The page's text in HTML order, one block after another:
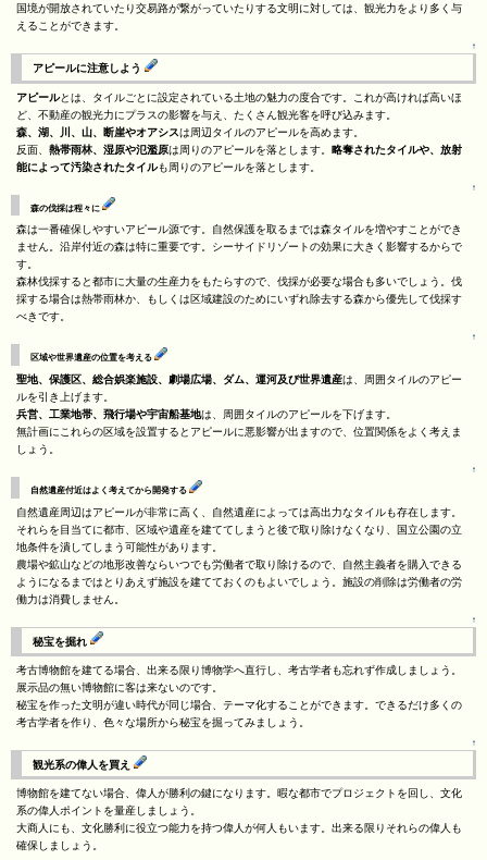
国境が開放されていたり交易路が繋がっていたりする文明に対しては、観光力をより多く与
えることができます。
↑
アピールに注意しよう
アピールとは、タイルごとに設定されている土地の魅力の度合です。これが高ければ高いほ
ど、不動産の観光力にプラスの影響を与え、たくさん観光客を呼び込みます。
森、湖、川、山、断崖やオアシスは周辺タイルのアピールを高めます。
反面、 熱帯雨林、湿原や氾濫原は周りのアピールを落とします。 略奪されたタイルや、放射
能によって汚染されたタイルも周りのアピールを落とします。
↑
森の伐採は程々に
森は一番確保しやすいアピール源です。自然保護を取るまでは森タイルを増やすことができ
ません。沿岸付近の森は特に重要です。シーサイドリゾートの効果に大きく影響するからで
す。
森林伐採すると都市に大量の生産力をもたらすので、伐採が必要な場合も多いでしょう。伐
採する場合は熱帯雨林か、もしくは区域建設のためにいずれ除去する森から優先して伐採す
べきです。
↑
区域や世界遺産の位置を考える
聖地、保護区、総合娯楽施設、劇場広場、ダム、運河及び世界遺産は、周囲タイルのアピー
ルを引き上げます。
兵営、工業地帯、飛行場や宇宙船基地は、周囲タイルのアピールを下げます。
無計画にこれらの区域を設置するとアピールに悪影響が出ますので、位置関係をよく考えま
しょう。
↑
自然遺産付近はよく考えてから開発する
自然遺産周辺はアピールが非常に高く、自然遺産によっては高出力なタイルも存在します。
それらを目当てに都市、区域や遺産を建ててしまうと後で取り除けなくなり、国立公園の立
地条件を潰してしまう可能性があります。
農場や鉱山などの地形改善ならいつでも労働者で取り除けるので、自然主義者を購入できる
ようになるまではとりあえず施設を建てておくのもよいでしょう。施設の削除は労働者の労
働力は消費しません。
↑
秘宝を掘れ
考古博物館を建てる場合、出来る限り博物学へ直行し、考古学者も忘れず作成しましょう。
展示品の無い博物館に客は来ないのです。
秘宝を作った文明が違い時代が同じ場合、テーマ化することができます。できるだけ多くの
考古学者を作り、色々な場所から秘宝を掘ってみましょう。
↑
観光系の偉人を買え
博物館を建てない場合、偉人が勝利の鍵になります。暇な都市でプロジェクトを回し、文化
系の偉人ポイントを量産しましょう。
大商人にも、文化勝利に役立つ能力を持つ偉人が何人もいます。出来る限りそれらの偉人も
確保しましょう。